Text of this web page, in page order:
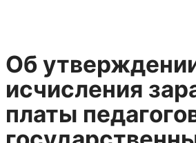
Об
исчисления
платы